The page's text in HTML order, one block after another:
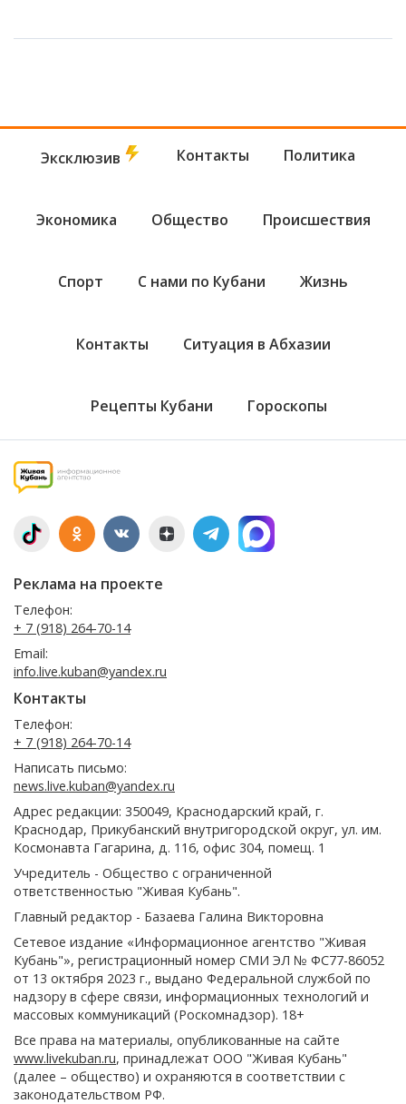
Эксклюзив Контакты Политика
Экономика Общество Происшествия
Спорт С нами по Кубани Жизнь
Контакты Ситуация в Абхазии
Рецепты Кубани Гороскопы
Реклама на проекте
Телефон:
+ 7 (918) 264-70-14
Email:
info.live.kuban@yandex.ru
Контакты
Телефон:
+ 7 (918) 264-70-14
Написать письмо:
news.live.kuban@yandex.ru
Адрес редакции: 350049, Краснодарский край, г.
Краснодар, Прикубанский внутригородской округ, ул. им.
Космонавта Гагарина, д. 116, офис 304, помещ. 1
Учредитель - Общество с ограниченной
ответственностью "Живая Кубань".
Главный редактор - Базаева Галина Викторовна
Сетевое издание «Информационное агентство "Живая
Кубань"», регистрационный номер СМИ ЭЛ № ФС77-86052
от 13 октября 2023 г., выдано Федеральной службой по
надзору в сфере связи, информационных технологий и
массовых коммуникаций (Роскомнадзор). 18+
Все права на материалы, опубликованные на сайте
www.livekuban.ru, принадлежат ООО "Живая Кубань"
(далее – общество) и охраняются в соответствии с
законодательством РФ.